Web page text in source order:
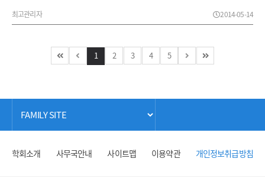
최고관리자 2014-05-14
1 2 3 4 5
학회소개 사무국안내 사이트맵 이용약관 개인정보취급방침